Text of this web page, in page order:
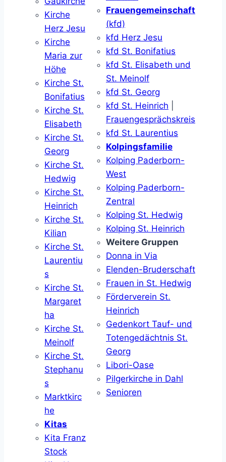
Kirche
Herz Jesu
Kirche
Maria zur
Höhe
Kirche St.
Bonifatius
Kirche St.
Elisabeth
Kirche St.
Georg
Kirche St.
Hedwig
Kirche St.
Heinrich
Kirche St.
Kilian
Kirche St.
Laurentiu
s
Kirche St.
Margaret
ha
Kirche St.
Meinolf
Kirche St.
Stephanu
s
Marktkirc
he
Kitas
Kita Franz
Stock
Frauengemeinschaft
(kfd)
kfd Herz Jesu
kfd St. Bonifatius
kfd St. Elisabeth und
St. Meinolf
kfd St. Georg
kfd St. Heinrich
Frauengesprächskreis
kfd St. Laurentius
Kolpingsfamilie
Kolping Paderborn-
West
Kolping Paderborn-
Zentral
Kolping St. Hedwig
Kolping St. Heinrich
Weitere Gruppen
Donna in Via
Elenden-Bruderschaft
Frauen in St. Hedwig
Förderverein St.
Heinrich
Gedenkort Tauf- und
Totengedächtnis St.
Georg
Libori-Oase
Pilgerkirche in Dahl
Senioren